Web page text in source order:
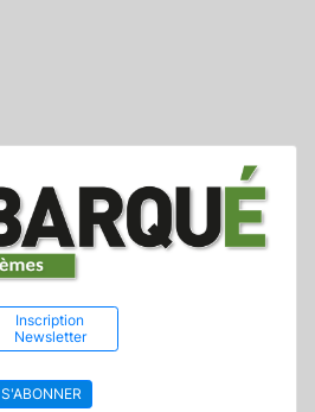
Inscription
Newsletter
S'ABONNER